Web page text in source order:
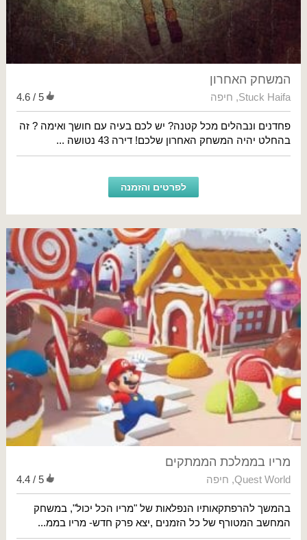
המשחק האחרון
Stuck Haifa
, חיפה 4.6 / 5
פחדנים ונבהלים מכל קטנה? יש לכם בעיה עם חושך ואימה ? זה
בהחלט יהיה המשחק האחרון שלכם! דירה 43 נטושה ...
לפרטים והזמנה
מריו בממלכת הממתקים
Quest World
, חיפה 4.4 / 5
בהמשך להרפתקאותיו הנפלאות של "מריו הכל יכול", במשחק
המחשב המטורף של כל הזמנים ,יצא פרק חדש- מריו בממ...